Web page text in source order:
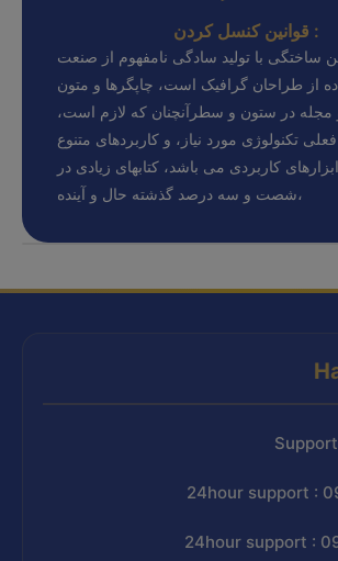
قوانین کنسل کردن :
ساختگی با تولید سادگی نامفهوم از صنعت
از طراحان گرافیک است، چاپگرها و متون
مجله در ستون و سطرآنچنان که لازم است،
تکنولوژی مورد نیاز، و کاربردهای متنوع
کاربردی می باشد، کتابهای زیادی در
شصت و سه درصد گذشته حال و آینده،
24hour support :
24hour support :